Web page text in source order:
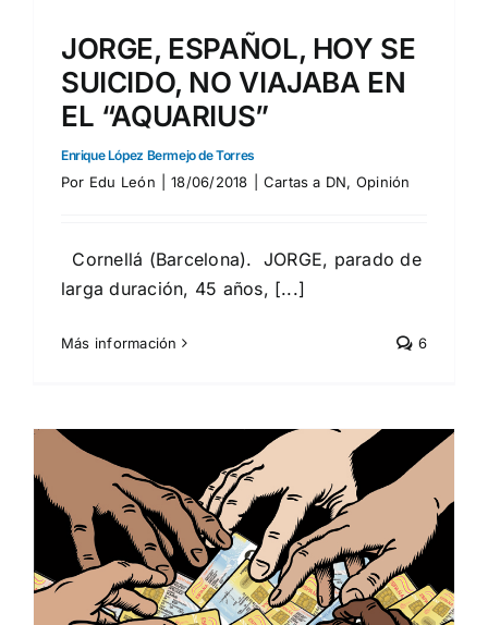
JORGE, ESPAÑOL, HOY SE
SUICIDO, NO VIAJABA EN
EL “AQUARIUS”
Enrique López Bermejo de Torres
Por Edu León 18/06/2018 Cartas a DN, Opinión
Cornellá (Barcelona). JORGE, parado de
larga duración, 45 años, [...]
Más información 6